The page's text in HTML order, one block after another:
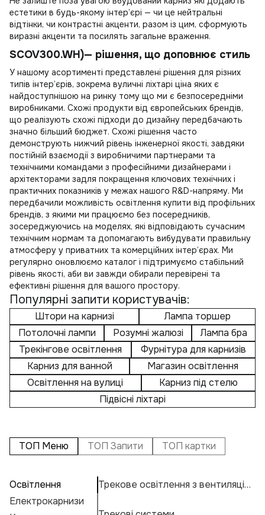
естетики в будь-якому інтер’єрі — чи це нейтральні
відтінки, чи контрастні акценти, разом із цим, сформують
виразні акценти та посилять загальне враження.
SCOV300.WH)— рішення, що доповнює стиль
У нашому асортименті представлені рішення для різних
типів інтер’єрів, зокрема вуличні ліхтарі ціна яких є
найдоступнішою на ринку тому що ми є безпосередніми
виробниками. Схожі продукти від європейських брендів,
що реалізують схожі підходи до дизайну передбачають
значно більший бюджет. Схожі рішення часто
демонструють нижчий рівень інженерної якості, завдяки
постійній взаємодії з виробничими партнерами та
технічними командами з професійними дизайнерами і
архітекторами задля покращення ключових технічних і
практичних показників у межах нашого R&D-напряму. Ми
передбачили можливість освітлення купити від профільних
брендів, з якими ми працюємо без посередників,
зосереджуючись на моделях, які відповідають сучасним
технічним нормам та допомагають вибудувати правильну
атмосферу у приватних та комерційних інтер’єрах. Ми
регулярно оновлюємо каталог і підтримуємо стабільний
рівень якості, аби ви завжди обирали перевірені та
ефективні рішення для вашого простору.
Популярні запити користувачів:
Штори на карнизі
Лампа торшер
Потолочні лампи
Розумні жалюзі
Лампа бра
Трекінгове освітлення
Фурнітура для карнизів
Карниз для ванной
Магазин освітлення
Освітлення на вулиці
Карниз під стелю
Підвісні ліхтарі
ТОП Меню ТОП Запити ТОП картки
Освітлення
Електрокарнизи
Трекове освітлення з вентиляцією